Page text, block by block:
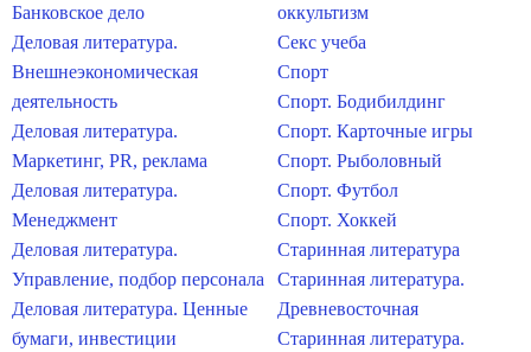
Банковское дело
Деловая литература.
Внешнеэкономическая
деятельность
Деловая литература.
Маркетинг, PR, реклама
Деловая литература.
Менеджмент
Деловая литература.
Управление, подбор персонала
Деловая литература. Ценные
бумаги, инвестиции
оккультизм
Секс учеба
Спорт
Спорт. Бодибилдинг
Спорт. Карточные игры
Спорт. Рыболовный
Спорт. Футбол
Спорт. Хоккей
Старинная литература
Старинная литература.
Древневосточная
Старинная литература.